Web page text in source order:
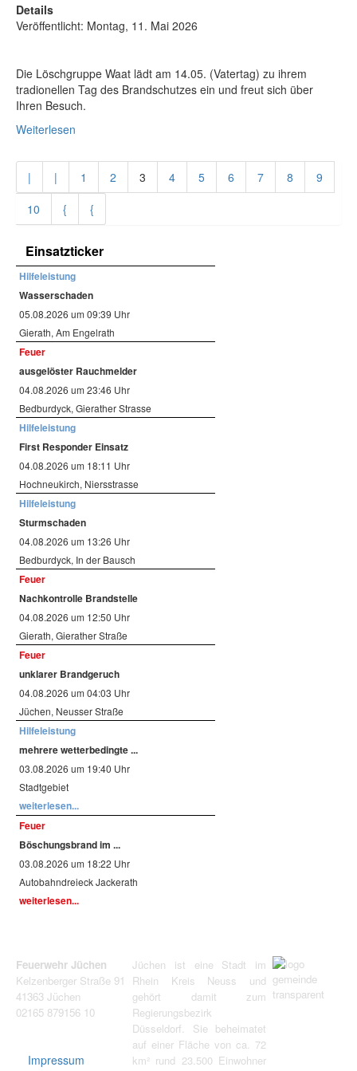
Details
Veröffentlicht: Montag, 11. Mai 2026
Die Löschgruppe Waat lädt am 14.05. (Vatertag) zu ihrem
tradionellen Tag des Brandschutzes ein und freut sich über
Ihren Besuch.
Weiterlesen
| | 1 2 3 4 5 6 7 8
9
10
{ {
Einsatzticker
Hilfeleistung
Wasserschaden
05.08.2026 um 09:39 Uhr
Gierath, Am Engelrath
Feuer
ausgelöster Rauchmelder
04.08.2026 um 23:46 Uhr
Bedburdyck, Gierather Strasse
Hilfeleistung
First Responder Einsatz
04.08.2026 um 18:11 Uhr
Hochneukirch, Niersstrasse
Hilfeleistung
Sturmschaden
04.08.2026 um 13:26 Uhr
Bedburdyck, In der Bausch
Feuer
Nachkontrolle Brandstelle
04.08.2026 um 12:50 Uhr
Gierath, Gierather Straße
Feuer
unklarer Brandgeruch
04.08.2026 um 04:03 Uhr
Jüchen, Neusser Straße
Hilfeleistung
mehrere wetterbedingte ...
03.08.2026 um 19:40 Uhr
Stadtgebiet
weiterlesen...
Feuer
Böschungsbrand im ...
03.08.2026 um 18:22 Uhr
Autobahndreieck Jackerath
weiterlesen...
Feuerwehr Jüchen
Kelzenberger Straße 91
41363 Jüchen
02165 879156 10
Impressum
Jüchen ist eine Stadt im
Rhein Kreis Neuss und
gehört damit zum
Regierungsbezirk
Düsseldorf. Sie beheimatet
auf einer Fläche von ca. 72
km² rund 23.500 Einwohner